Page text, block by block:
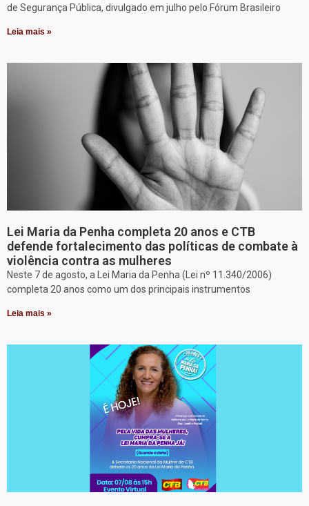
de Segurança Pública, divulgado em julho pelo Fórum Brasileiro
Leia mais »
Lei Maria da Penha completa 20 anos e CTB
defende fortalecimento das políticas de combate à
violência contra as mulheres
Neste 7 de agosto, a Lei Maria da Penha (Lei nº 11.340/2006)
completa 20 anos como um dos principais instrumentos
Leia mais »